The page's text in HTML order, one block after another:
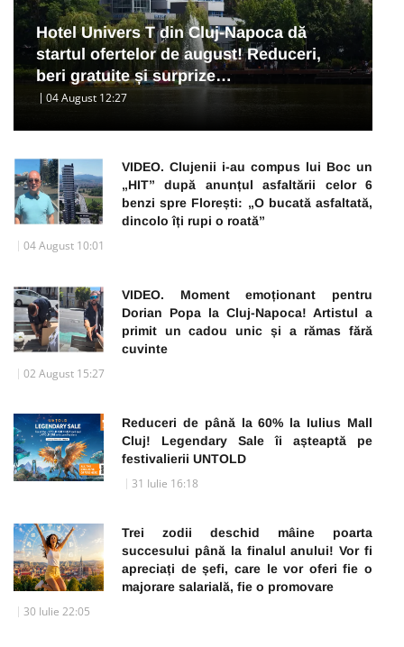
Hotel Univers T din Cluj-Napoca dă
startul ofertelor de august! Reduceri,
beri gratuite și surprize…
04 August 12:27
VIDEO. Clujenii i-au compus lui Boc un
„HIT” după anunțul asfaltării celor 6
benzi spre Florești: „O bucată asfaltată,
dincolo îți rupi o roată”
04 August 10:01
VIDEO. Moment emoționant pentru
Dorian Popa la Cluj-Napoca! Artistul a
primit un cadou unic și a rămas fără
cuvinte
02 August 15:27
Reduceri de până la 60% la Iulius Mall
Cluj! Legendary Sale îi așteaptă pe
festivalierii UNTOLD
31 Iulie 16:18
Trei zodii deschid mâine poarta
succesului până la finalul anului! Vor fi
apreciați de șefi, care le vor oferi fie o
majorare salarială, fie o promovare
30 Iulie 22:05